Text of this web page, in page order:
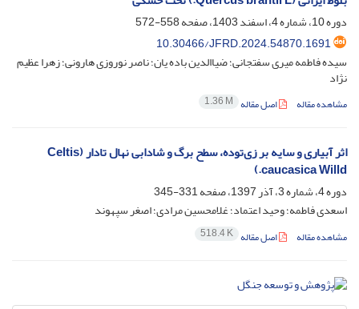
دوره 10، شماره 4، اسفند 1403، صفحه
558-572
10.30466/JFRD.2024.54870.1691
سیده فاطمه میری سفتجانی؛ ضیاالدین باده یان؛ ناصر نوروزی هارونی؛ زهرا عظیم
نژاد
مشاهده مقاله اصل مقاله 1.36 M
اثر آبیاری و سایه بر زی‌توده، سطح برگ و شادابی نهال تادار (Celtis
caucasica Willd.)
دوره 4، شماره 3، آذر 1397، صفحه
331-345
اسعدی فاطمه؛ وحید اعتماد؛ غلامحسین مرادی؛ اصغر سپهوند
مشاهده مقاله اصل مقاله 518.4 K